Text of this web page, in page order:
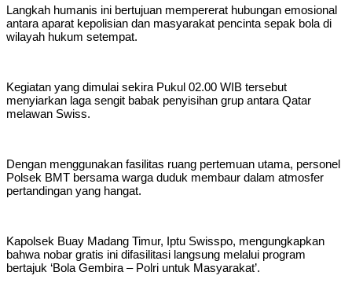
Langkah humanis ini bertujuan mempererat hubungan emosional
antara aparat kepolisian dan masyarakat pencinta sepak bola di
wilayah hukum setempat.
Kegiatan yang dimulai sekira Pukul 02.00 WIB tersebut
menyiarkan laga sengit babak penyisihan grup antara Qatar
melawan Swiss.
Dengan menggunakan fasilitas ruang pertemuan utama, personel
Polsek BMT bersama warga duduk membaur dalam atmosfer
pertandingan yang hangat.
Kapolsek Buay Madang Timur, Iptu Swisspo, mengungkapkan
bahwa nobar gratis ini difasilitasi langsung melalui program
bertajuk ‘Bola Gembira – Polri untuk Masyarakat’.